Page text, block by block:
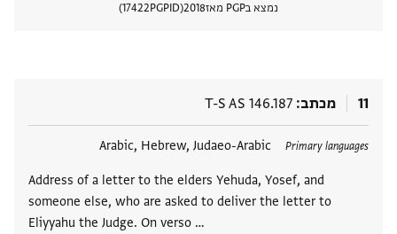
נמצא בPGP מאז 2018
PGPID
17422
11 מכתב T-S AS 146.187
Primary languages
Arabic, Hebrew, Judaeo-Arabic
Address of a letter to the elders Yehuda, Yosef, and
someone else, who are asked to deliver the letter to
Eliyyahu the Judge. On verso …
תגים